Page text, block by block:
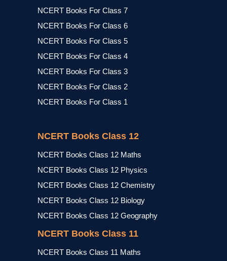
NCERT Books For Class 7
NCERT Books For Class 6
NCERT Books For Class 5
NCERT Books For Class 4
NCERT Books For Class 3
NCERT Books For Class 2
NCERT Books For Class 1
NCERT Books Class 12
NCERT Books Class 12 Maths
NCERT Books Class 12 Physics
NCERT Books Class 12 Chemistry
NCERT Books Class 12 Biology
NCERT Books Class 12 Geography
NCERT Books Class 11
NCERT Books Class 11 Maths